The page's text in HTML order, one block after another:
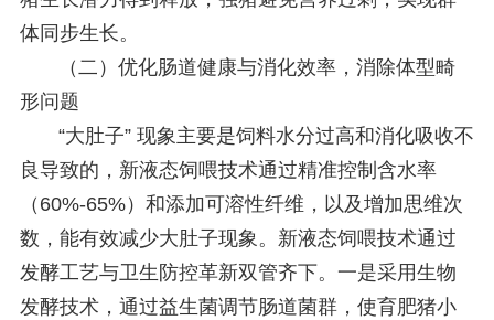
体同步生长。
（二）优化肠道健康与消化效率，消除体型畸
形问题
“大肚子” 现象主要是饲料水分过高和消化吸收不
良导致的，新液态饲喂技术通过精准控制含水率
（60%-65%）和添加可溶性纤维，以及增加思维次
数，能有效减少大肚子现象。新液态饲喂技术通过
发酵工艺与卫生防控革新双管齐下。一是采用生物
发酵技术，通过益生菌调节肠道菌群，使育肥猪小